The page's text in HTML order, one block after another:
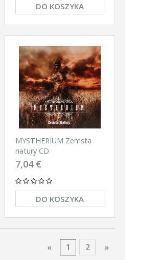
DO KOSZYKA
MYSTHERIUM Zemsta
natury CD
7,04 €
DO KOSZYKA
« 1 2 »